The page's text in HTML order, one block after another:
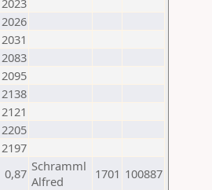
2023
2026
2031
2083
2095
2138
2121
2205
2197
0,87 Schramml
Alfred
1701 100887